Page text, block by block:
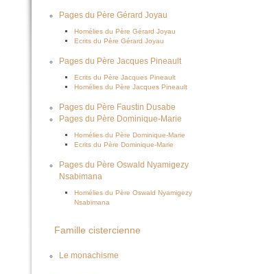
Pages du Père Gérard Joyau
Homélies du Père Gérard Joyau
Ecrits du Père Gérard Joyau
Pages du Père Jacques Pineault
Ecrits du Père Jacques Pineault
Homélies du Père Jacques Pineault
Pages du Père Faustin Dusabe
Pages du Père Dominique-Marie
Homélies du Père Dominique-Marie
Ecrits du Père Dominique-Marie
Pages du Père Oswald Nyamigezy
Nsabimana
Homélies du Père Oswald Nyamigezy
Nsabimana
Famille cistercienne
Le monachisme